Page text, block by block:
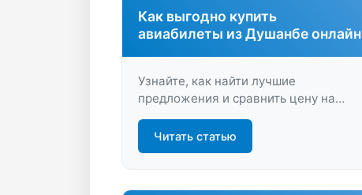
Как выгодно купить
авиабилеты из Душанбе онлайн
Узнайте, как найти лучшие
предложения и сравнить цену на
время и деньги — ищите билеты с
максимальной выгодой и удобством
Читать статью